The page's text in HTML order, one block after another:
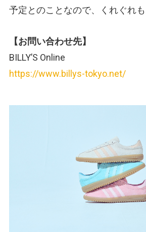
予定とのことなので、くれぐれも
【お問い合わせ先】
BILLY’S Online
https://www.billys-tokyo.net/